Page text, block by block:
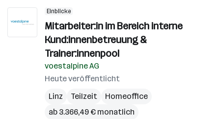
Einblicke
Mitarbeiter:in im Bereich interne
Kund:innenbetreuung &
Trainer:innenpool
voestalpine AG
Heute veröffentlicht
Linz
Teilzeit
Homeoffice
ab 3.366,49 € monatlich